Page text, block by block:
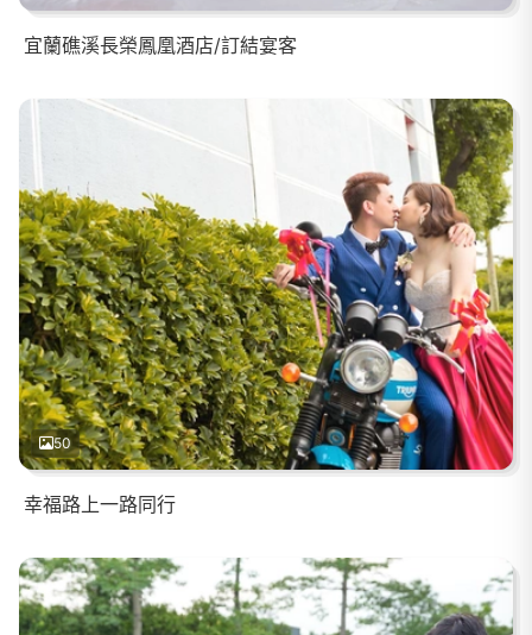
宜蘭礁溪長榮鳳凰酒店/訂結宴客
50
幸福路上一路同行